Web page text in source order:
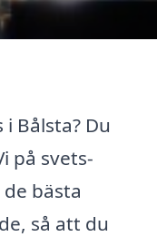
Bålsta? Du
på svets-
bästa
så att du